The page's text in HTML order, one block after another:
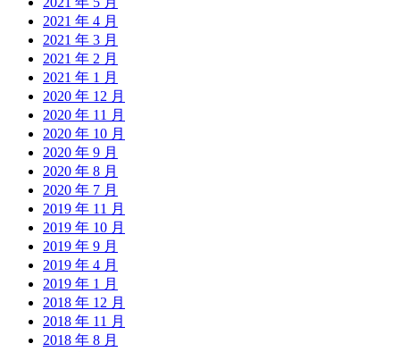
2021 年 4 月
2021 年 3 月
2021 年 2 月
2021 年 1 月
2020 年 12 月
2020 年 11 月
2020 年 10 月
2020 年 9 月
2020 年 8 月
2020 年 7 月
2019 年 11 月
2019 年 10 月
2019 年 9 月
2019 年 4 月
2019 年 1 月
2018 年 12 月
2018 年 11 月
2018 年 8 月